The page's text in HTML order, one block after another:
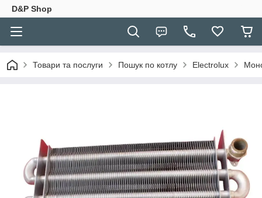
D&P Shop
Товари та послуги Пошук по котлу Electrolux